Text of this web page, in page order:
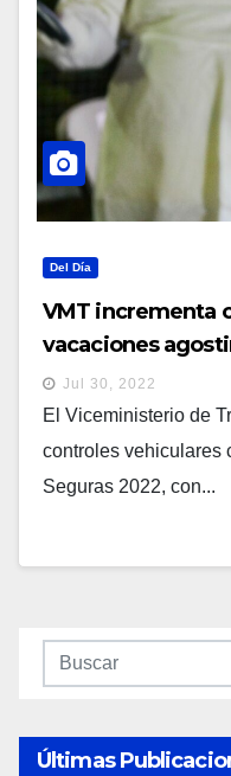
Del Día
VMT incrementa
vacaciones
Jul 30, 2022
El Viceministerio de
controles vehiculares
Seguras 2022, con...
Últimas